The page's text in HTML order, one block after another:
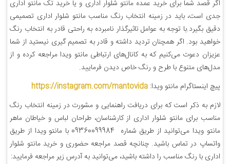
اگر قصد شما برای خرید عمده مانتو شلوار اداری و یا خرید تک مانتو اداری
جدی است، باید در زمینه انتخاب رنگ مناسب مانتو شلوار اداری تصمیمی
دقیق بگیرد.با توجه به عوامل تاثیرگذار نامبرده به راحتی قادر به انتخاب رنگ
خواهید بود. اگر همچنان تردید داشته و قادر به تصمیم گیری نیستید از شما
عزیزان دعوت می‌کنیم که به کانال‌های ارتباطی مانتو ویدا مراجعه کرده و از
مدل‌های متنوع با طرح و رنگ خاص دیدن فرمایید.
پیچ اینستاگرام مانتو ویدا:https://instagram.com/mantovida
لازم به ذکر است که برای دریافت راهنمایی و مشورت در زمینه انتخاب رنگ
مناسب برای مانتو شلوار اداری از کارشناسان، طراحان لباس و خیاطان ماهر
مانتو ویدا می‌توانید از طریق شماره 09360099984 با مانتو ویدا از طریق
واتساپ در تماس باشید. چنانچه قصد مراجعه حضوری و خرید مانتو شلوار
اداری با رنگ مناسب را داشته باشید، می‌توانید به آدرس زیر مراجعه فرمایید: